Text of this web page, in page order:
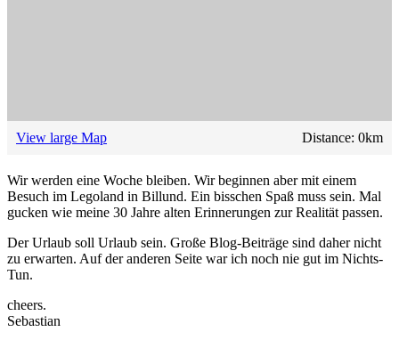
View large Map Distance: 0km
Wir werden eine Woche bleiben. Wir beginnen aber mit einem
Besuch im Legoland in Billund. Ein bisschen Spaß muss sein. Mal
gucken wie meine 30 Jahre alten Erinnerungen zur Realität passen.
Der Urlaub soll Urlaub sein. Große Blog-Beiträge sind daher nicht
zu erwarten. Auf der anderen Seite war ich noch nie gut im Nichts-
Tun.
cheers.
Sebastian